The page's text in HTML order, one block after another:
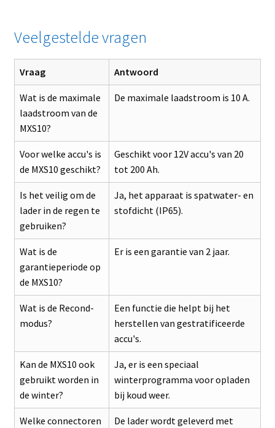
Veelgestelde vragen
Vraag Antwoord
Wat is de maximale
laadstroom van de
MXS10?
De maximale laadstroom is 10 A.
Voor welke accu's is
de MXS10 geschikt?
Geschikt voor 12V accu's van 20
tot 200 Ah.
Is het veilig om de
lader in de regen te
gebruiken?
Ja, het apparaat is spatwater- en
stofdicht (IP65).
Wat is de
garantieperiode op
de MXS10?
Er is een garantie van 2 jaar.
Wat is de Recond-
modus?
Een functie die helpt bij het
herstellen van gestratificeerde
accu's.
Kan de MXS10 ook
gebruikt worden in
de winter?
Ja, er is een speciaal
winterprogramma voor opladen
bij koud weer.
Welke connectoren
De lader wordt geleverd met